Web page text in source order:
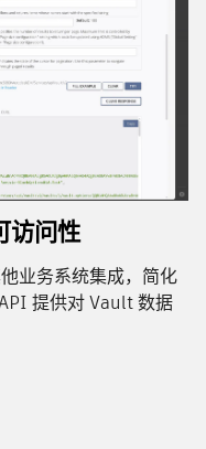
访问性
业务系统集成，简化
提供对 Vault 数据